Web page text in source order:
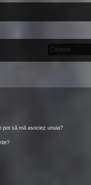
pot să mă asociez unuia?